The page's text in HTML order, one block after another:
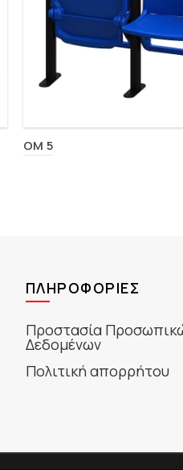
OM 5
ΠΛΗΡΟΦΟΡΊΕΣ
Προστασία
Δεδομένων
Πολιτική απορρήτου